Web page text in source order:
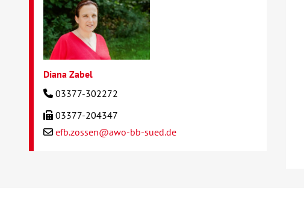
Diana Zabel
03377-302272
03377-204347
efb.zossen@awo-bb-sued.de